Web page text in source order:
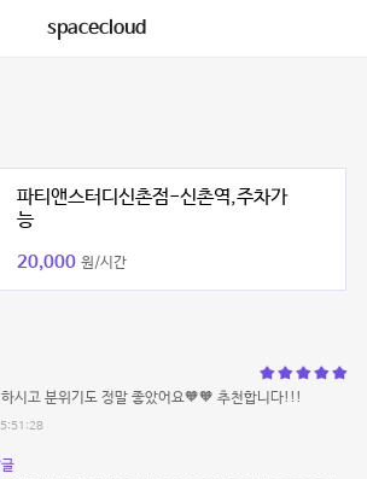
spacecloud
파티앤스터디신촌점-신촌역,주차가
능
20,000 원/시간
시고 분위기도 정말 좋았어요🧡🧡 추천합니다!!!